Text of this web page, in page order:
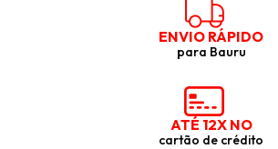
ENVIO RÁPIDO
para Bauru
ATÉ 12X NO
cartão de crédito